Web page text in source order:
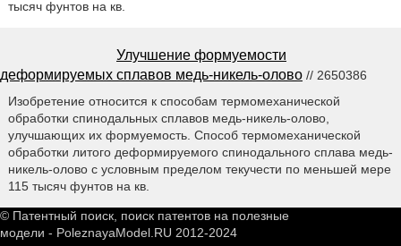
тысяч фунтов на кв.
Улучшение формуемости
деформируемых сплавов медь-никель-олово // 2650386
Изобретение относится к способам термомеханической
обработки спинодальных сплавов медь-никель-олово,
улучшающих их формуемость. Способ термомеханической
обработки литого деформируемого спинодального сплава медь-
никель-олово с условным пределом текучести по меньшей мере
115 тысяч фунтов на кв.
© Патентный поиск, поиск патентов на полезные
модели - PoleznayaModel.RU 2012-2024